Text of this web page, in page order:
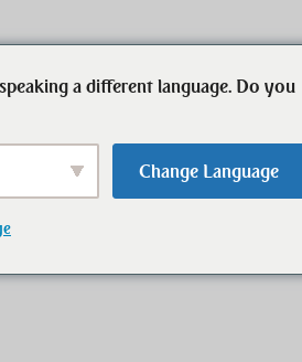
Недвижимость Контактное лицо
a different language. Do you
Change Language